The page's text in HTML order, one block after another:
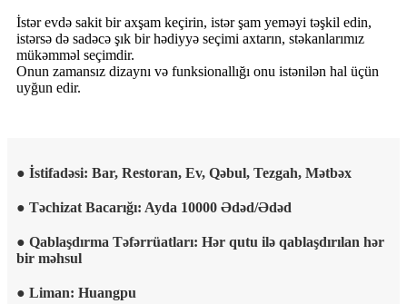
İstər evdə sakit bir axşam keçirin, istər şam yeməyi təşkil edin,
istərsə də sadəcə şık bir hədiyyə seçimi axtarın, stəkanlarımız
mükəmməl seçimdir.
Onun zamansız dizaynı və funksionallığı onu istənilən hal üçün
uyğun edir.
● İstifadəsi: Bar, Restoran, Ev, Qəbul, Tezgah, Mətbəx
● Təchizat Bacarığı: Ayda 10000 Ədəd/Ədəd
● Qablaşdırma Təfərrüatları: Hər qutu ilə qablaşdırılan hər
bir məhsul
● Liman: Huangpu